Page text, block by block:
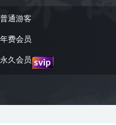
普通游客
年费会员
永久会员 svip